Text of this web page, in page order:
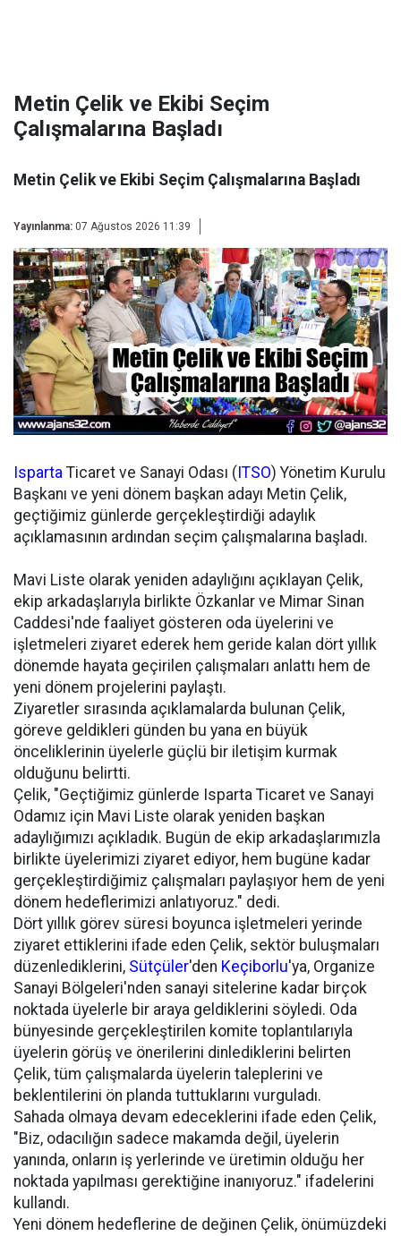
Metin Çelik ve Ekibi Seçim
Çalışmalarına Başladı
Metin Çelik ve Ekibi Seçim Çalışmalarına Başladı
Yayınlanma: 07 Ağustos 2026 11:39
Isparta Ticaret ve Sanayi Odası ( ITSO) Yönetim Kurulu
Başkanı ve yeni dönem başkan adayı Metin Çelik,
geçtiğimiz günlerde gerçekleştirdiği adaylık
açıklamasının ardından seçim çalışmalarına başladı.
Mavi Liste olarak yeniden adaylığını açıklayan Çelik,
ekip arkadaşlarıyla birlikte Özkanlar ve Mimar Sinan
Caddesi'nde faaliyet gösteren oda üyelerini ve
işletmeleri ziyaret ederek hem geride kalan dört yıllık
dönemde hayata geçirilen çalışmaları anlattı hem de
yeni dönem projelerini paylaştı.
Ziyaretler sırasında açıklamalarda bulunan Çelik,
göreve geldikleri günden bu yana en büyük
önceliklerinin üyelerle güçlü bir iletişim kurmak
olduğunu belirtti.
Çelik, "Geçtiğimiz günlerde Isparta Ticaret ve Sanayi
Odamız için Mavi Liste olarak yeniden başkan
adaylığımızı açıkladık. Bugün de ekip arkadaşlarımızla
birlikte üyelerimizi ziyaret ediyor, hem bugüne kadar
gerçekleştirdiğimiz çalışmaları paylaşıyor hem de yeni
dönem hedeflerimizi anlatıyoruz." dedi.
Dört yıllık görev süresi boyunca işletmeleri yerinde
ziyaret ettiklerini ifade eden Çelik, sektör buluşmaları
düzenlediklerini, Sütçüler'den Keçiborlu'ya, Organize
Sanayi Bölgeleri'nden sanayi sitelerine kadar birçok
noktada üyelerle bir araya geldiklerini söyledi. Oda
bünyesinde gerçekleştirilen komite toplantılarıyla
üyelerin görüş ve önerilerini dinlediklerini belirten
Çelik, tüm çalışmalarda üyelerin taleplerini ve
beklentilerini ön planda tuttuklarını vurguladı.
Sahada olmaya devam edeceklerini ifade eden Çelik,
"Biz, odacılığın sadece makamda değil, üyelerin
yanında, onların iş yerlerinde ve üretimin olduğu her
noktada yapılması gerektiğine inanıyoruz." ifadelerini
kullandı.
Yeni dönem hedeflerine de değinen Çelik, önümüzdeki